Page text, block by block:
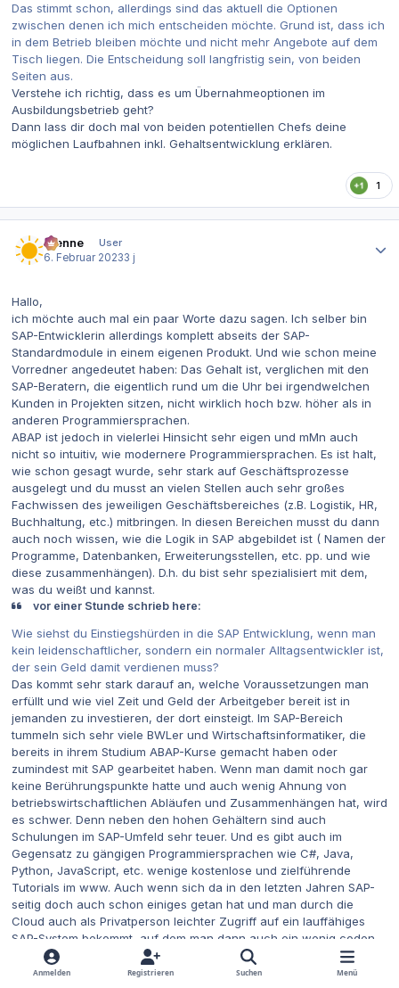
Das stimmt schon, allerdings sind das aktuell die Optionen
zwischen denen ich mich entscheiden möchte. Grund ist, dass ich
in dem Betrieb bleiben möchte und nicht mehr Angebote auf dem
Tisch liegen. Die Entscheidung soll langfristig sein, von beiden
Seiten aus.
Verstehe ich richtig, dass es um Übernahmeoptionen im
Ausbildungsbetrieb geht?
Dann lass dir doch mal von beiden potentiellen Chefs deine
möglichen Laufbahnen inkl. Gehaltsentwicklung erklären.
1
Rienne
User
6. Februar 20233 j
Hallo,
ich möchte auch mal ein paar Worte dazu sagen. Ich selber bin
SAP-Entwicklerin allerdings komplett abseits der SAP-
Standardmodule in einem eigenen Produkt. Und wie schon meine
Vorredner angedeutet haben: Das Gehalt ist, verglichen mit den
SAP-Beratern, die eigentlich rund um die Uhr bei irgendwelchen
Kunden in Projekten sitzen, nicht wirklich hoch bzw. höher als in
anderen Programmiersprachen.
ABAP ist jedoch in vielerlei Hinsicht sehr eigen und mMn auch
nicht so intuitiv, wie modernere Programmiersprachen. Es ist halt,
wie schon gesagt wurde, sehr stark auf Geschäftsprozesse
ausgelegt und du musst an vielen Stellen auch sehr großes
Fachwissen des jeweiligen Geschäftsbereiches (z.B. Logistik, HR,
Buchhaltung, etc.) mitbringen. In diesen Bereichen musst du dann
auch noch wissen, wie die Logik in SAP abgebildet ist ( Namen der
Programme, Datenbanken, Erweiterungsstellen, etc. pp. und wie
diese zusammenhängen). D.h. du bist sehr spezialisiert mit dem,
was du weißt und kannst.
vor einer Stunde schrieb here:
Wie siehst du Einstiegshürden in die SAP Entwicklung, wenn man
kein leidenschaftlicher, sondern ein normaler Alltagsentwickler ist,
der sein Geld damit verdienen muss?
Das kommt sehr stark darauf an, welche Voraussetzungen man
erfüllt und wie viel Zeit und Geld der Arbeitgeber bereit ist in
jemanden zu investieren, der dort einsteigt. Im SAP-Bereich
tummeln sich sehr viele BWLer und Wirtschaftsinformatiker, die
bereits in ihrem Studium ABAP-Kurse gemacht haben oder
zumindest mit SAP gearbeitet haben. Wenn man damit noch gar
keine Berührungspunkte hatte und auch wenig Ahnung von
betriebswirtschaftlichen Abläufen und Zusammenhängen hat, wird
es schwer. Denn neben den hohen Gehältern sind auch
Schulungen im SAP-Umfeld sehr teuer. Und es gibt auch im
Gegensatz zu gängigen Programmiersprachen wie C#, Java,
Python, JavaScript, etc. wenige kostenlose und zielführende
Tutorials im www. Auch wenn sich da in den letzten Jahren SAP-
seitig doch auch schon einiges getan hat und man durch die
Cloud auch als Privatperson leichter Zugriff auf ein lauffähiges
SAP-System bekommt, auf dem man dann auch ein wenig coden
Auch ist der SAP-Bereich meiner eigenen Erfahrung nach sehr
Anmelden Registrieren Suchen Menü